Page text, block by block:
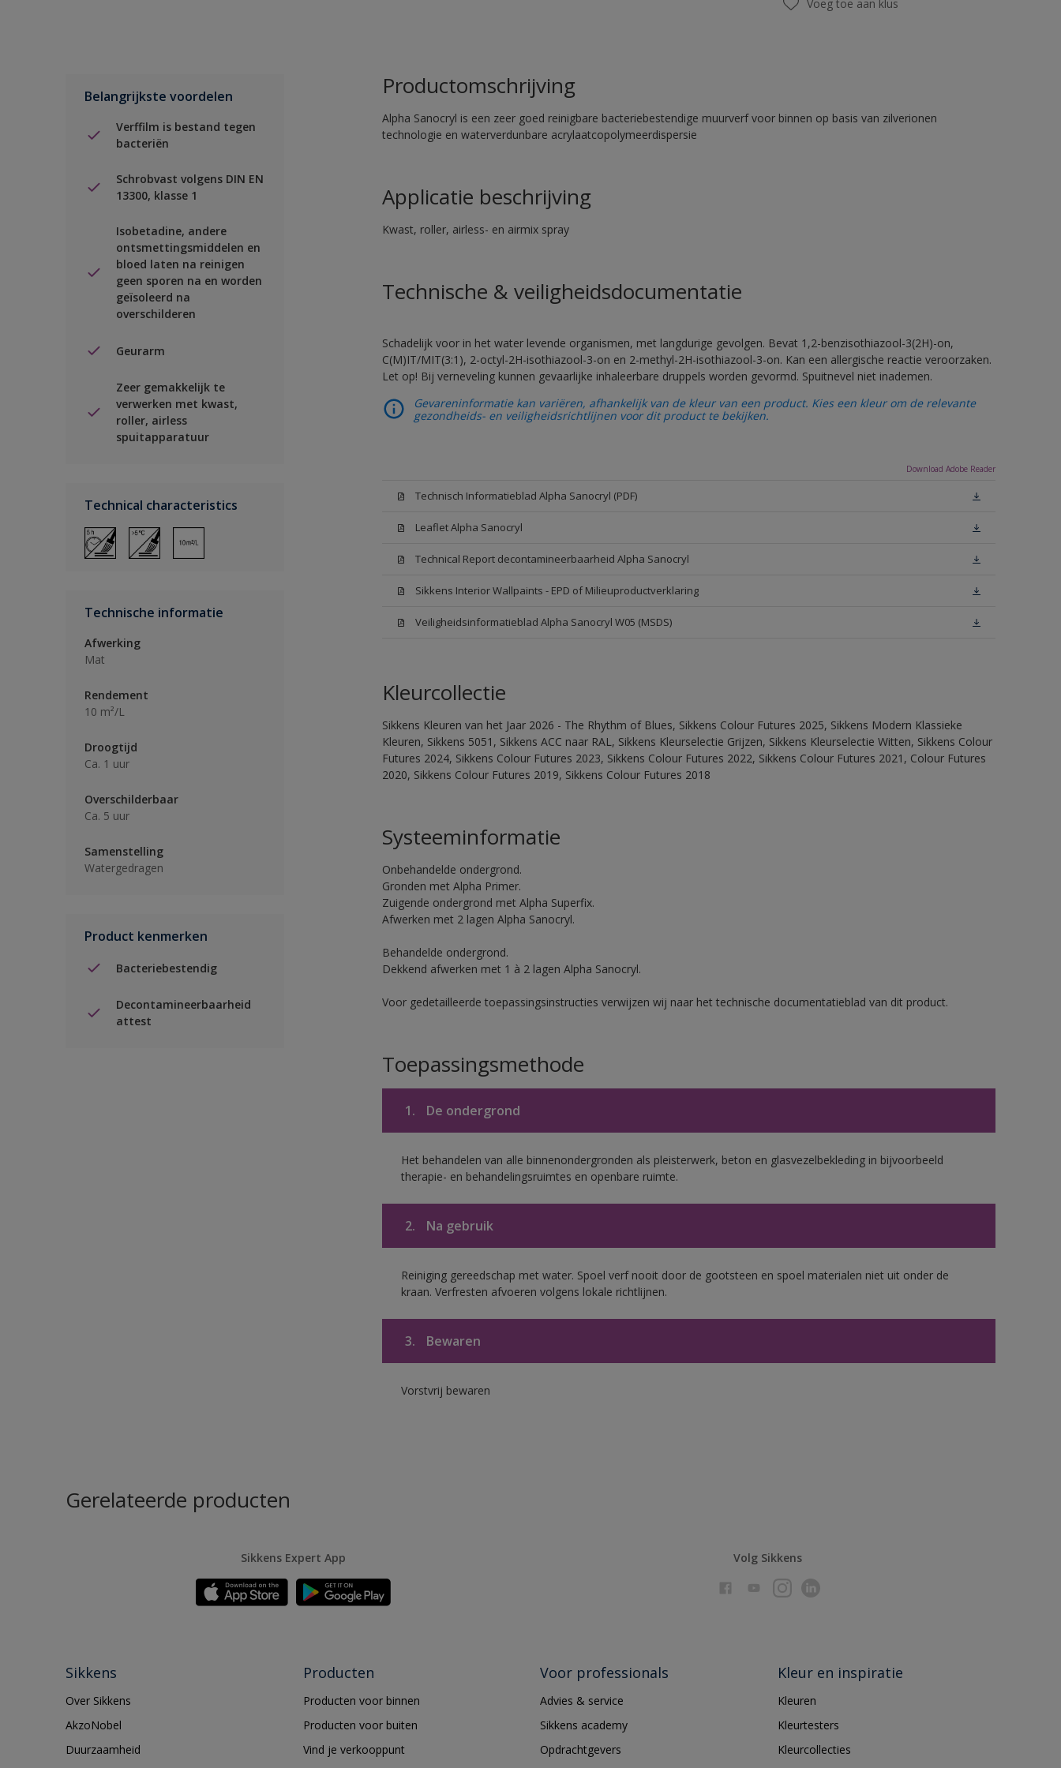
Voeg toe aan klus
Belangrijkste voordelen
Verffilm is bestand tegen
bacteriën
Schrobvast volgens DIN EN
13300, klasse 1
Isobetadine, andere
ontsmettingsmiddelen en
bloed laten na reinigen
geen sporen na en worden
geïsoleerd na
overschilderen
Geurarm
Zeer gemakkelijk te
verwerken met kwast,
roller, airless
spuitapparatuur
Technical characteristics
Technische informatie
Afwerking
Mat
Rendement
10 m²/L
Droogtijd
Ca. 1 uur
Overschilderbaar
Ca. 5 uur
Samenstelling
Watergedragen
Product kenmerken
Bacteriebestendig
Decontamineerbaarheid
attest
Productomschrijving
Alpha Sanocryl is een zeer goed reinigbare bacteriebestendige muurverf voor binnen op basis van zilverionen
technologie en waterverdunbare acrylaatcopolymeerdispersie
Applicatie beschrijving
Kwast, roller, airless- en airmix spray
Technische & veiligheidsdocumentatie
Schadelijk voor in het water levende organismen, met langdurige gevolgen. Bevat 1,2-benzisothiazool-3(2H)-on,
C(M)IT/MIT(3:1), 2-octyl-2H-isothiazool-3-on en 2-methyl-2H-isothiazool-3-on. Kan een allergische reactie veroorzaken.
Let op! Bij verneveling kunnen gevaarlijke inhaleerbare druppels worden gevormd. Spuitnevel niet inademen.
Gevareninformatie kan variëren, afhankelijk van de kleur van een product. Kies een kleur om de relevante
gezondheids- en veiligheidsrichtlijnen voor dit product te bekijken.
Download Adobe Reader
Technisch Informatieblad Alpha Sanocryl (PDF)
Leaflet Alpha Sanocryl
Technical Report decontamineerbaarheid Alpha Sanocryl
Sikkens Interior Wallpaints - EPD of Milieuproductverklaring
Veiligheidsinformatieblad Alpha Sanocryl W05 (MSDS)
Kleurcollectie
Sikkens Kleuren van het Jaar 2026 - The Rhythm of Blues, Sikkens Colour Futures 2025, Sikkens Modern Klassieke
Kleuren, Sikkens 5051, Sikkens ACC naar RAL, Sikkens Kleurselectie Grijzen, Sikkens Kleurselectie Witten, Sikkens Colour
Futures 2024, Sikkens Colour Futures 2023, Sikkens Colour Futures 2022, Sikkens Colour Futures 2021, Colour Futures
2020, Sikkens Colour Futures 2019, Sikkens Colour Futures 2018
Systeeminformatie
Onbehandelde ondergrond.
Gronden met Alpha Primer.
Zuigende ondergrond met Alpha Superfix.
Afwerken met 2 lagen Alpha Sanocryl.
Behandelde ondergrond.
Dekkend afwerken met 1 à 2 lagen Alpha Sanocryl.
Voor gedetailleerde toepassingsinstructies verwijzen wij naar het technische documentatieblad van dit product.
Toepassingsmethode
1. De ondergrond
Het behandelen van alle binnenondergronden als pleisterwerk, beton en glasvezelbekleding in bijvoorbeeld
therapie- en behandelingsruimtes en openbare ruimte.
2. Na gebruik
Reiniging gereedschap met water. Spoel verf nooit door de gootsteen en spoel materialen niet uit onder de
kraan. Verfresten afvoeren volgens lokale richtlijnen.
3. Bewaren
Vorstvrij bewaren
Gerelateerde producten
Sikkens Expert App Volg Sikkens
Sikkens
Over Sikkens
AkzoNobel
Duurzaamheid
Producten
Producten voor binnen
Producten voor buiten
Vind je verkooppunt
Voor professionals
Advies & service
Sikkens academy
Opdrachtgevers
Kleur en inspiratie
Kleuren
Kleurtesters
Kleurcollecties